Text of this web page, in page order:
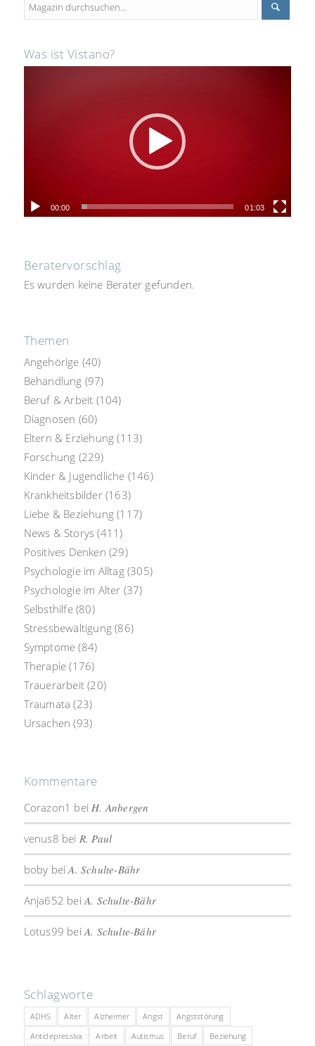
Was ist Vistano?
00:00 01:03
Beratervorschlag
Es wurden keine Berater gefunden.
Themen
Angehörige (40)
Behandlung (97)
Beruf & Arbeit (104)
Diagnosen (60)
Eltern & Erziehung (113)
Forschung (229)
Kinder & Jugendliche (146)
Krankheitsbilder(163)
Liebe & Beziehung (117)
News & Storys (411)
Positives Denken (29)
Psychologie im Alltag(305)
Psychologie im Alter (37)
Selbsthilfe(80)
Stressbewältigung (86)
Symptome (84)
Therapie (176)
Trauerarbeit (20)
Traumata (23)
Ursachen (93)
Kommentare
Corazon1 bei H. Anbergen
venus8 bei R. Paul
boby beiA. Schulte-Bähr
Anja652 bei A. Schulte-Bähr
Lotus99 bei A. Schulte-Bähr
Schlagworte
ADHS Alter Alzheimer Angst
Angststörung
Antidepressiva
Arbeit Autismus Beruf
Beziehung